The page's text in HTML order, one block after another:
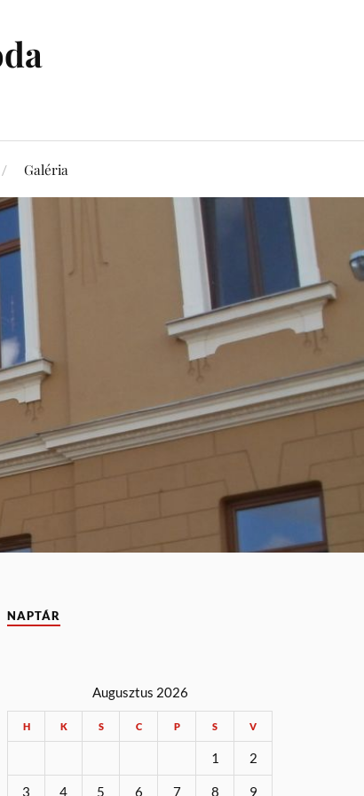
Galéria
NAPTÁR
Augusztus 2026
H K S C P S V
1 2
3 4 5 6 7 8 9